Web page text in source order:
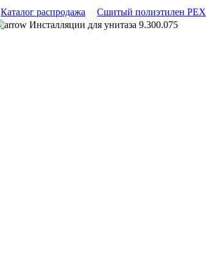
Каталог распродажа Сшитый полиэтилен PEX
Инсталляции для унитаза 9.300.075